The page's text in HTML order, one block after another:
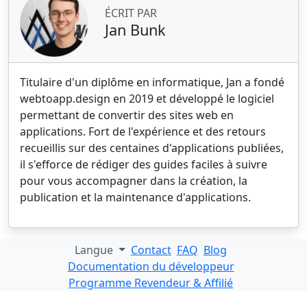
ÉCRIT PAR
Jan Bunk
Titulaire d'un diplôme en informatique, Jan a fondé
webtoapp.design en 2019 et développé le logiciel
permettant de convertir des sites web en
applications. Fort de l'expérience et des retours
recueillis sur des centaines d'applications publiées,
il s'efforce de rédiger des guides faciles à suivre
pour vous accompagner dans la création, la
publication et la maintenance d'applications.
Langue Contact FAQ Blog
Documentation du développeur
Programme Revendeur & Affilié